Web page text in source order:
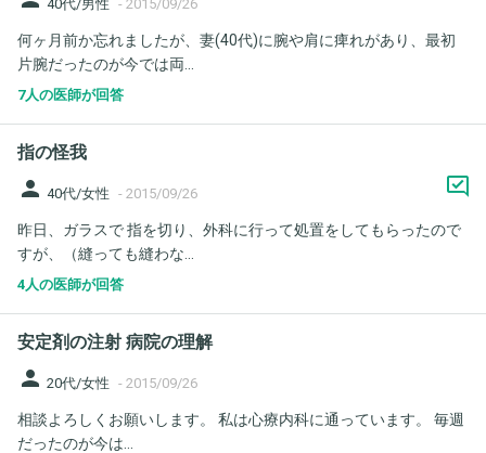
40代/男性 - 2015/09/26
何ヶ月前か忘れましたが、妻(40代)に腕や肩に痺れがあり、最初
片腕だったのが今では両...
7人の医師が回答
指の怪我
person 40代/女性 - 2015/09/26
昨日、ガラスで 指を切り、外科に行って処置をしてもらったので
すが、（縫っても縫わな...
4人の医師が回答
安定剤の注射 病院の理解
person 20代/女性 - 2015/09/26
相談よろしくお願いします。 私は心療内科に通っています。 毎週
だったのが今は...